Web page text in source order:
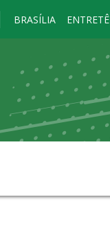
BRASÍLIA ENTRETÊ